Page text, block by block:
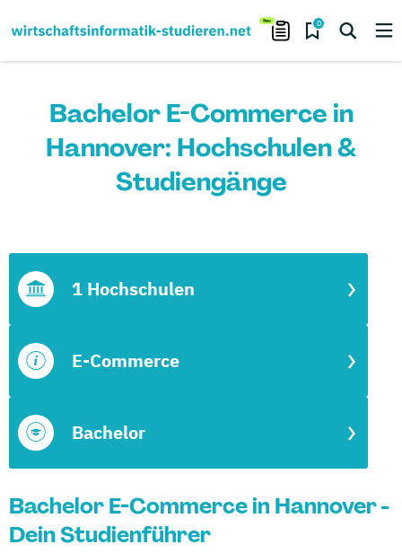
0
Bachelor E-Commerce in
Hannover: Hochschulen &
Studiengänge
Bachelor
E-Commerce
1 Hochschulen
Bachelor E-Commerce in Hannover -
Dein Studienführer